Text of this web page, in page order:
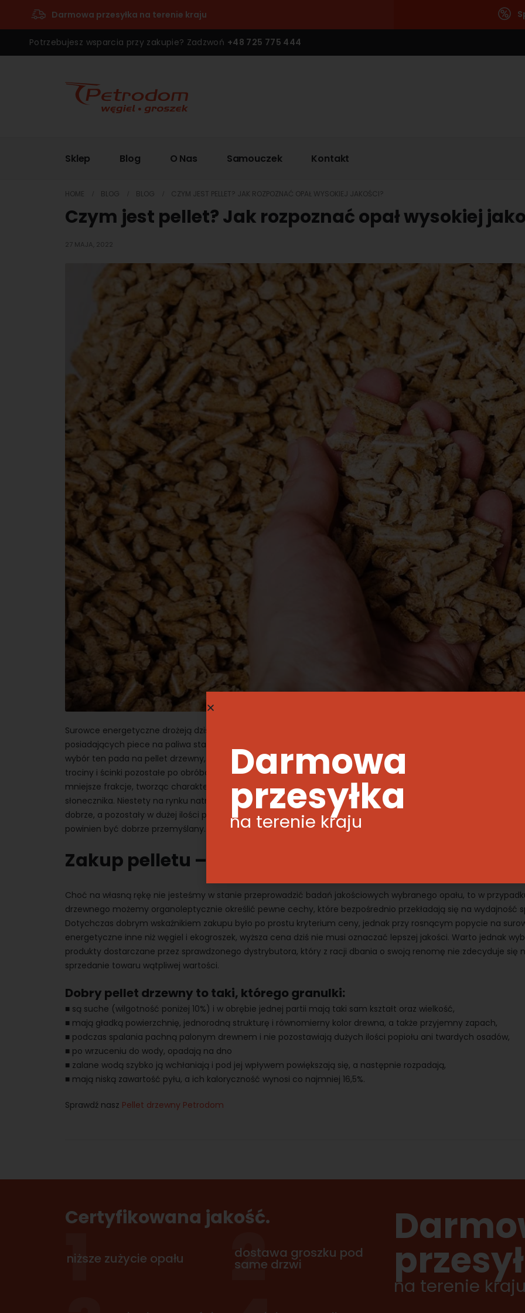
Darmowa przesyłka na terenie kraju
Potrzebujesz wsparcia przy zakupie? Zadzwoń +48 725 775 444
Sklep Blog O Nas Samouczek Kontakt
HOME BLOG BLOG CZYM JEST PELLET? JAK ROZPOZNAĆ OPAŁ WYSOKIEJ JAKOŚCI?
Czym jest pellet? Jak rozpoznać opał wysokiej
27 MAJA, 2022
Surowce energetyczne drożeją dziś w zastraszającym tempie, a deficyt węgla i ekogroszku sprawia, że wiele osób
posiadających piece na paliwa stałe zastanawia się nad zaopatrzeniem się w inny typ opału na zimę. Bardzo
wybór ten pada na pellet drzewny, czyli materiał produkowany z tartacznych odpadów poprodukcyjnych.
trociny i ścinki pozostałe po obróbce drewna iglastego lub liściastego, które zostały sprasowane i rozdrobnione na
mniejsze frakcje, tworząc charakterystyczny granulat. Produkowany bywa też z biomasy – słomy, siana, a nawet
słonecznika. Niestety na rynku natrafić można na pellet niskiej jakości ze sztucznymi dodatkami, który nie spala
dobrze, a pozostały w dużej ilości popiół może wpłynąć negatywnie na kondycję pieca, dlatego zakup tego
powinien być dobrze przemyślany.
Zakup pelletu – na co zwrócić uwagę?
Choć na własną rękę nie jesteśmy w stanie przeprowadzić badań jakościowych wybranego opału, to w
drzewnego możemy organoleptycznie określić pewne cechy, które bezpośrednio przekładają się na wydajność
Dotychczas dobrym wskaźnikiem zakupu było po prostu kryterium ceny, jednak przy rosnącym popycie na
energetyczne inne niż węgiel i ekogroszek, wyższa cena dziś nie musi oznaczać lepszej jakości. Warto jednak
produkty dostarczane przez sprawdzonego dystrybutora, który z racji dbania o swoją renomę nie zdecyduje się
sprzedanie towaru wątpliwej wartości.
Dobry pellet drzewny to taki, którego granulki:
■ są suche (wilgotność poniżej 10%) i w obrębie jednej partii mają taki sam kształt oraz wielkość,
■ mają gładką powierzchnię, jednorodną strukturę i równomierny kolor drewna, a także przyjemny zapach,
■ podczas spalania pachną palonym drewnem i nie pozostawiają dużych ilości popiołu ani twardych osadów,
■ po wrzuceniu do wody, opadają na dno
■ zalane wodą szybko ją wchłaniają i pod jej wpływem powiększają się, a następnie rozpadają,
■ mają niską zawartość pyłu, a ich kaloryczność wynosi co najmniej 16,5%.
Sprawdź nasz Pellet drzewny Petrodom
Certyfikowana jakość.
1
niższe zużycie opału 2
dostawa groszku pod
same drzwi
na terenie kraju
Darmowa
przesyłka
na terenie kraju